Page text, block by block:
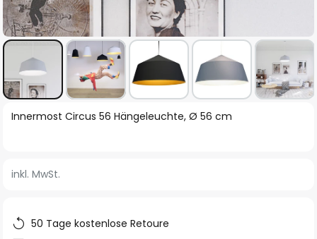
Zum
springen
Innermost Circus 56 Hängeleuchte, Ø 56 cm
inkl. MwSt.
50 Tage kostenlose Retoure